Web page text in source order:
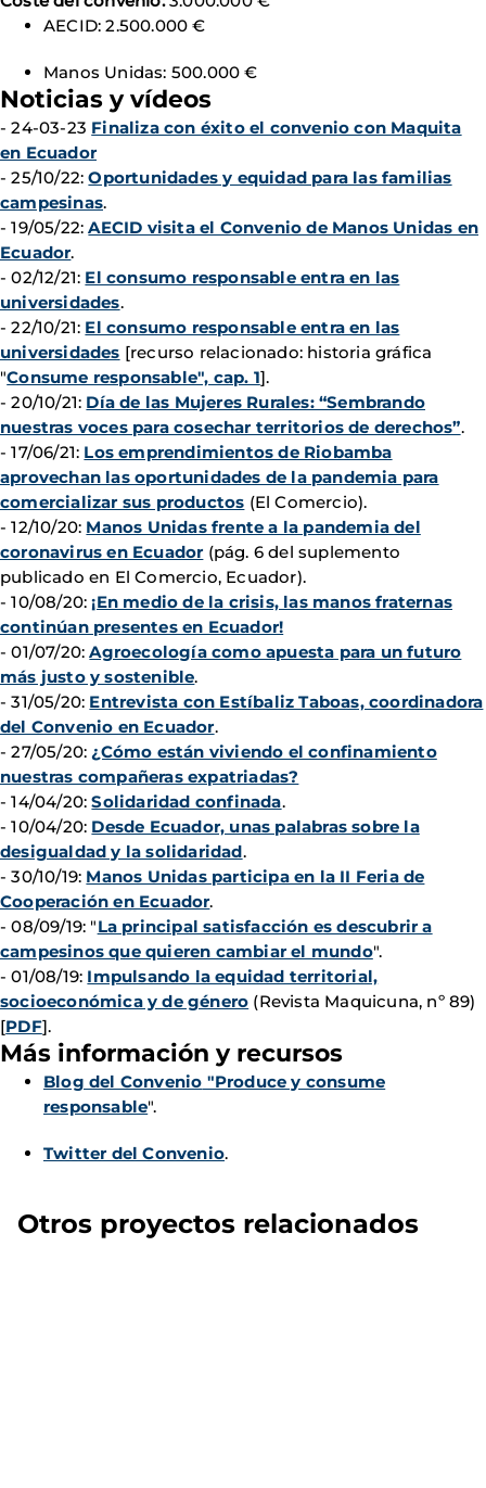
AECID: 2.500.000 €
Manos Unidas: 500.000 €
Noticias y vídeos
- 24-03-23 Finaliza con éxito el convenio con Maquita
en Ecuador
- 25/10/22:Oportunidades y equidad para las familias
campesinas.
- 19/05/22:AECID visita el Convenio de Manos Unidas en
Ecuador.
- 02/12/21: El consumo responsable entra en las
universidades.
- 22/10/21: El consumo responsable entra en las
universidades [recurso relacionado: historia gráfica
"Consume responsable", cap. 1].
- 20/10/21: Día de las Mujeres Rurales: “Sembrando
nuestras voces para cosechar territorios de derechos”.
- 17/06/21: Los emprendimientos de Riobamba
aprovechan las oportunidades de la pandemia para
comercializar sus productos (El Comercio).
- 12/10/20: Manos Unidas frente a la pandemia del
coronavirus en Ecuador(pág. 6 del suplemento
publicado en El Comercio, Ecuador).
- 10/08/20:¡En medio de la crisis, las manos fraternas
continúan presentes en Ecuador!
- 01/07/20:Agroecología como apuesta para un futuro
más justo y sostenible.
- 31/05/20: Entrevista con Estíbaliz Taboas, coordinadora
del Convenio en Ecuador.
- 27/05/20:¿Cómo están viviendo el confinamiento
nuestras compañeras expatriadas?
- 14/04/20:Solidaridad confinada.
- 10/04/20: Desde Ecuador, unas palabras sobre la
desigualdad y la solidaridad.
- 30/10/19: Manos Unidas participa en la II Feria de
Cooperación en Ecuador.
- 08/09/19: "La principal satisfacción es descubrir a
campesinos que quieren cambiar el mundo".
- 01/08/19: Impulsando la equidad territorial,
socioeconómica y de género (Revista Maquicuna, nº 89)
[PDF].
Más información y recursos
Blog del Convenio "Produce y consume
responsable".
Twitter del Convenio.
Otros proyectos relacionados